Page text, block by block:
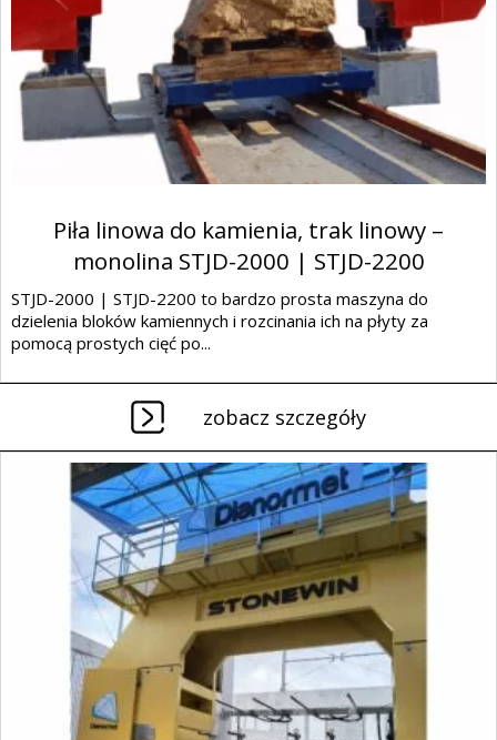
Piła linowa do kamienia, trak linowy –
monolina STJD-2000 | STJD-2200
STJD-2000 | STJD-2200 to bardzo prosta maszyna do
dzielenia bloków kamiennych i rozcinania ich na płyty za
pomocą prostych cięć po...
zobacz szczegóły